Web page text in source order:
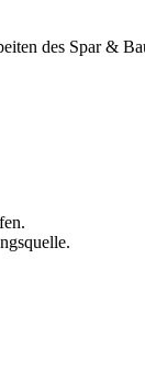
des Spar &